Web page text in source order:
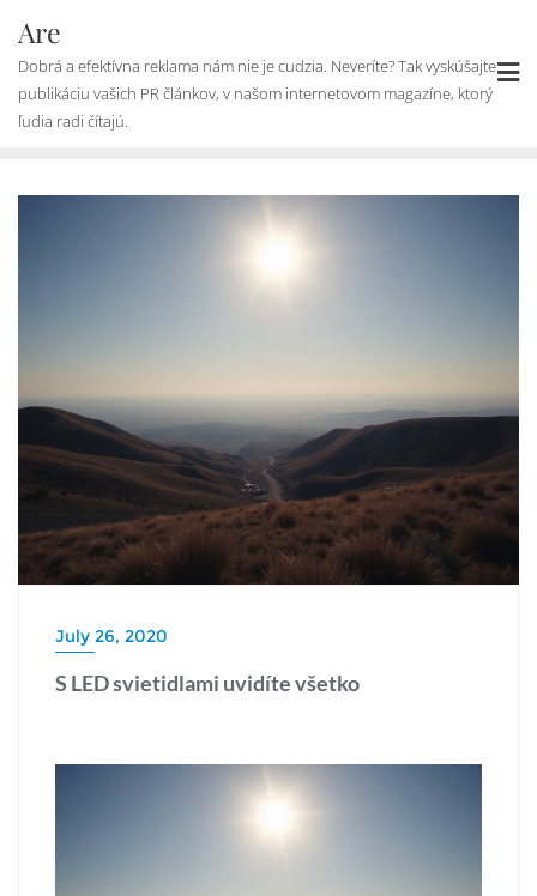
content
Are
Dobrá a efektívna reklama nám nie je cudzia. Neveríte? Tak vyskúšajte
publikáciu vašich PR článkov, v našom internetovom magazíne, ktorý
ľudia radi čítajú.
July 26, 2020
S LED svietidlami uvidíte všetko